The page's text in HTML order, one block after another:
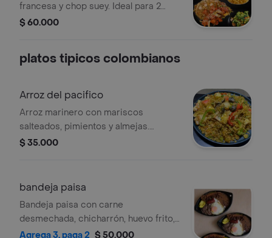
francesa y chop suey. Ideal para 2
personas.
$ 60.000
platos tipicos colombianos
Arroz del pacifico
Arroz marinero con mariscos
salteados, pimientos y almejas.
Incluye trozos de surimi y vegetales.
$ 35.000
bandeja paisa
Bandeja paisa con carne
desmechada, chicharrón, huevo frito,
chorizo, arroz, frijoles y aguacate.
Agrega 3, paga 2 $ 50.000